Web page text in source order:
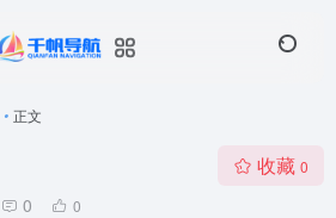
• 正文
0 0
收藏 0